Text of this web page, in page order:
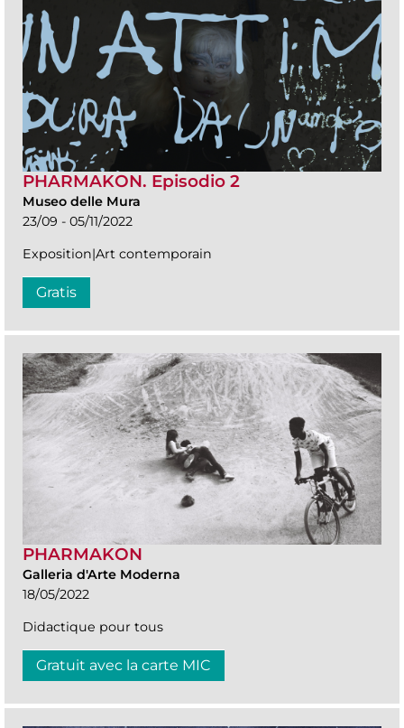
PHARMAKON. Episodio 2
Museo delle Mura
23/09 - 05/11/2022
Exposition|Art contemporain
Gratis
PHARMAKON
Galleria d'Arte Moderna
18/05/2022
Didactique pour tous
Gratuit avec la carte MIC